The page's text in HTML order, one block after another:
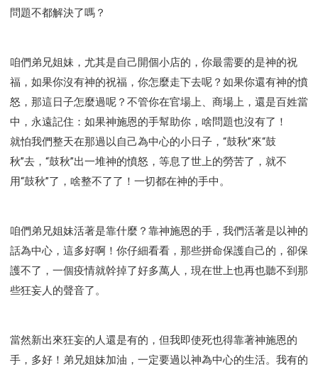
問題不都解決了嗎？
咱們弟兄姐妹，尤其是自己開個小店的，你最需要的是神的祝
福，如果你沒有神的祝福，你怎麼走下去呢？如果你還有神的憤
怒，那這日子怎麼過呢？不管你在官場上、商場上，還是百姓當
中，永遠記住：如果神施恩的手幫助你，啥問題也沒有了！
就怕我們整天在那過以自己為中心的小日子，“鼓秋”來“鼓
秋”去，“鼓秋”出一堆神的憤怒，等息了世上的勞苦了，就不
用“鼓秋”了，啥整不了了！一切都在神的手中。
咱們弟兄姐妹活著是靠什麼？靠神施恩的手，我們活著是以神的
話為中心，這多好啊！你仔細看看，那些拼命保護自己的，卻保
護不了，一個疫情就幹掉了好多萬人，現在世上也再也聽不到那
些狂妄人的聲音了。
當然新出來狂妄的人還是有的，但我即使死也得靠著神施恩的
手，多好！弟兄姐妹加油，一定要過以神為中心的生活。我有的